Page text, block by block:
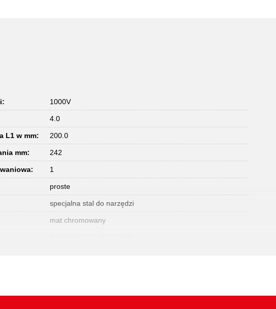
1000V
4.0
L1 w mm: 200.0
mm: 242
1
proste
specjalna stal do narzędzi
mat chromowany